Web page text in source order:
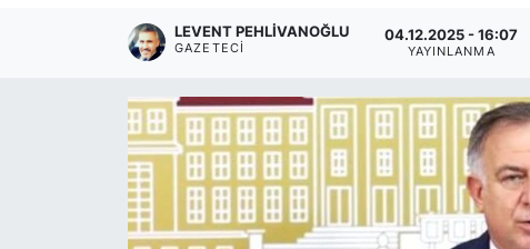
LEVENT PEHLIVANOĞLU
GAZETECI
04.12.2025 - 16:07
YAYINLANMA
FOTO GALERİ
GÜNCEL HABERLER
GÜNDEM
KÖŞE YAZILARI
Tüm Manşetler
Son Dakika Haberleri
Haber Arşivi